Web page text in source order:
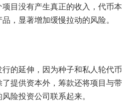
目没有产生真正的收入，代币本
，显著增加缓慢拉动的风险。
的延伸，因为种子和私人轮代币
提供资本外，筹款还将项目与带
险投资公司联系起来。